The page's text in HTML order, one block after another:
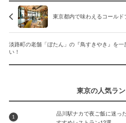
東京都内で味わえるコールド
淡路町の老舗「ぼたん」の『鳥すきやき』を一
い！
東京の人気ラ
1
品川駅ナカで夜ご飯に迷っ